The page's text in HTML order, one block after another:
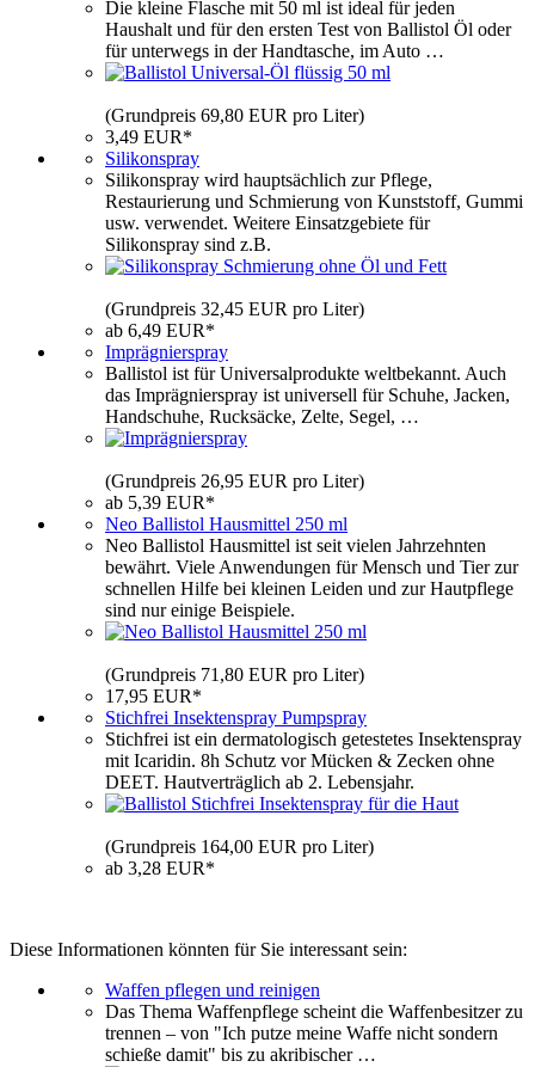
Die kleine Flasche mit 50 ml ist ideal für jeden
Haushalt und für den ersten Test von Ballistol Öl oder
für unterwegs in der Handtasche, im Auto …
(Grundpreis 69,80 EUR pro Liter)
3,49 EUR*
Silikonspray
Silikonspray wird hauptsächlich zur Pflege,
Restaurierung und Schmierung von Kunststoff, Gummi
usw. verwendet. Weitere Einsatzgebiete für
Silikonspray sind z.B.
(Grundpreis 32,45 EUR pro Liter)
ab 6,49 EUR*
Imprägnierspray
Ballistol ist für Universalprodukte weltbekannt. Auch
das Imprägnierspray ist universell für Schuhe, Jacken,
Handschuhe, Rucksäcke, Zelte, Segel, …
(Grundpreis 26,95 EUR pro Liter)
ab 5,39 EUR*
Neo Ballistol Hausmittel 250 ml
Neo Ballistol Hausmittel ist seit vielen Jahrzehnten
bewährt. Viele Anwendungen für Mensch und Tier zur
schnellen Hilfe bei kleinen Leiden und zur Hautpflege
sind nur einige Beispiele.
(Grundpreis 71,80 EUR pro Liter)
17,95 EUR*
Stichfrei Insektenspray Pumpspray
Stichfrei ist ein dermatologisch getestetes Insektenspray
mit Icaridin. 8h Schutz vor Mücken & Zecken ohne
DEET. Hautverträglich ab 2. Lebensjahr.
(Grundpreis 164,00 EUR pro Liter)
ab 3,28 EUR*
Diese Informationen könnten für Sie interessant sein:
Waffen pflegen und reinigen
Das Thema Waffenpflege scheint die Waffenbesitzer zu
trennen – von "Ich putze meine Waffe nicht sondern
schieße damit" bis zu akribischer …